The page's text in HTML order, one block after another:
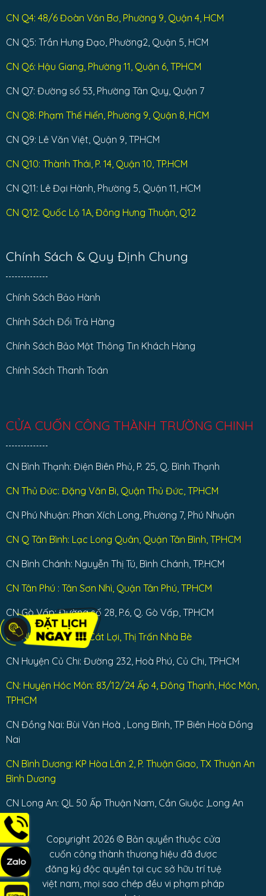
CN Q4: 48/6 Đoàn Văn Bơ, Phường 9, Quận 4, HCM
CN Q5: Trần Hưng Đạo, Phường2, Quận 5, HCM
CN Q6: Hậu Giang, Phường 11, Quận 6, TPHCM
CN Q7: Đường số 53, Phường Tân Quy, Quận 7
CN Q8: Phạm Thế Hiển, Phường 9, Quận 8, HCM
CN Q9: Lê Văn Việt, Quận 9, TPHCM
CN Q10: Thành Thái, P. 14, Quận 10, TP.HCM
CN Q11: Lê Đại Hành, Phường 5, Quận 11, HCM
CN Q12: Quốc Lộ 1A, Đông Hưng Thuận, Q12
Chính Sách & Quy Định Chung
Chính Sách Bảo Hành
Chính Sách Đổi Trả Hàng
Chính Sách Bảo Mật Thông Tin Khách Hàng
Chính Sách Thanh Toán
CỬA CUỐN CÔNG THÀNH TRƯỜNG CHINH
CN Bình Thạnh: Điện Biên Phủ, P. 25, Q. Bình Thạnh
CN Thủ Đức: Đặng Văn Bi, Quận Thủ Đức, TPHCM
CN Phú Nhuận: Phan Xích Long, Phường 7, Phú Nhuận
CN Q Tân Bình: Lạc Long Quân, Quận Tân Bình, TPHCM
CN Bình Chánh: Nguyễn Thị Tú, Bình Chánh, TP.HCM
CN Tân Phú : Tân Sơn Nhì, Quận Tân Phú, TPHCM
CN Gò Vấp: Đường số 28, P.6, Q. Gò Vấp, TPHCM
CN Nhà Bè: Dương Cát Lợi, Thị Trấn Nhà Bè
CN Huyện Củ Chi: Đường 232, Hoà Phú, Củ Chi, TPHCM
CN: Huyện Hóc Môn: 83/12/24 Ấp 4, Đông Thạnh, Hóc Môn,
TPHCM
CN Đồng Nai: Bùi Văn Hoà , Long Bình, TP Biên Hoà Đồng
Nai
CN Bình Dương: KP Hòa Lân 2, P. Thuận Giao, TX Thuận An
Bình Dương
CN Long An: QL 50 Ấp Thuận Nam, Cần Giuộc ,Long An
Copyright 2026 © Bản quyền thuộc cửa
cuốn công thành thương hiệu đã được
đăng ký độc quyền tại cục sở hữu trí tuệ
việt nam, mọi sao chép đều vi phạm pháp